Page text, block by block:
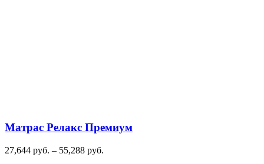
Матрас Релакс Премиум
27,644 руб. – 55,288 руб.